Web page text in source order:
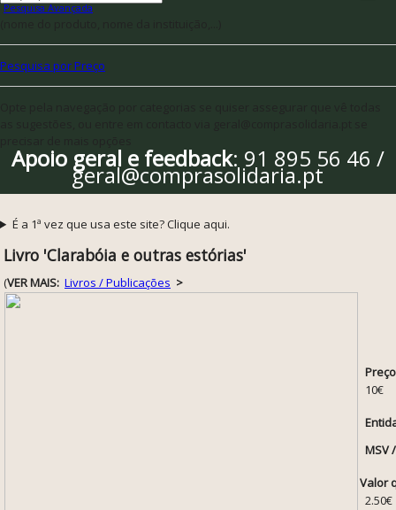
Pesquisa Avançada
Pesquisa por Preço
Apoio geral e feedback: 91 895 56 46 /
geral@comprasolidaria.pt
É a 1ª vez que usa este site? Clique aqui.
Livro 'Clarabóia e outras estórias'
(VER MAIS: Livros / Publicações >
10€
MSV
Valor
2.50€